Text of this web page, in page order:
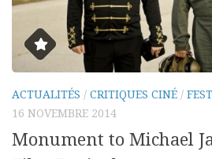
ACTUALITÉS / CRITIQUES CINÉ /
16 NOVEMBRE 2014
Monument to Michael